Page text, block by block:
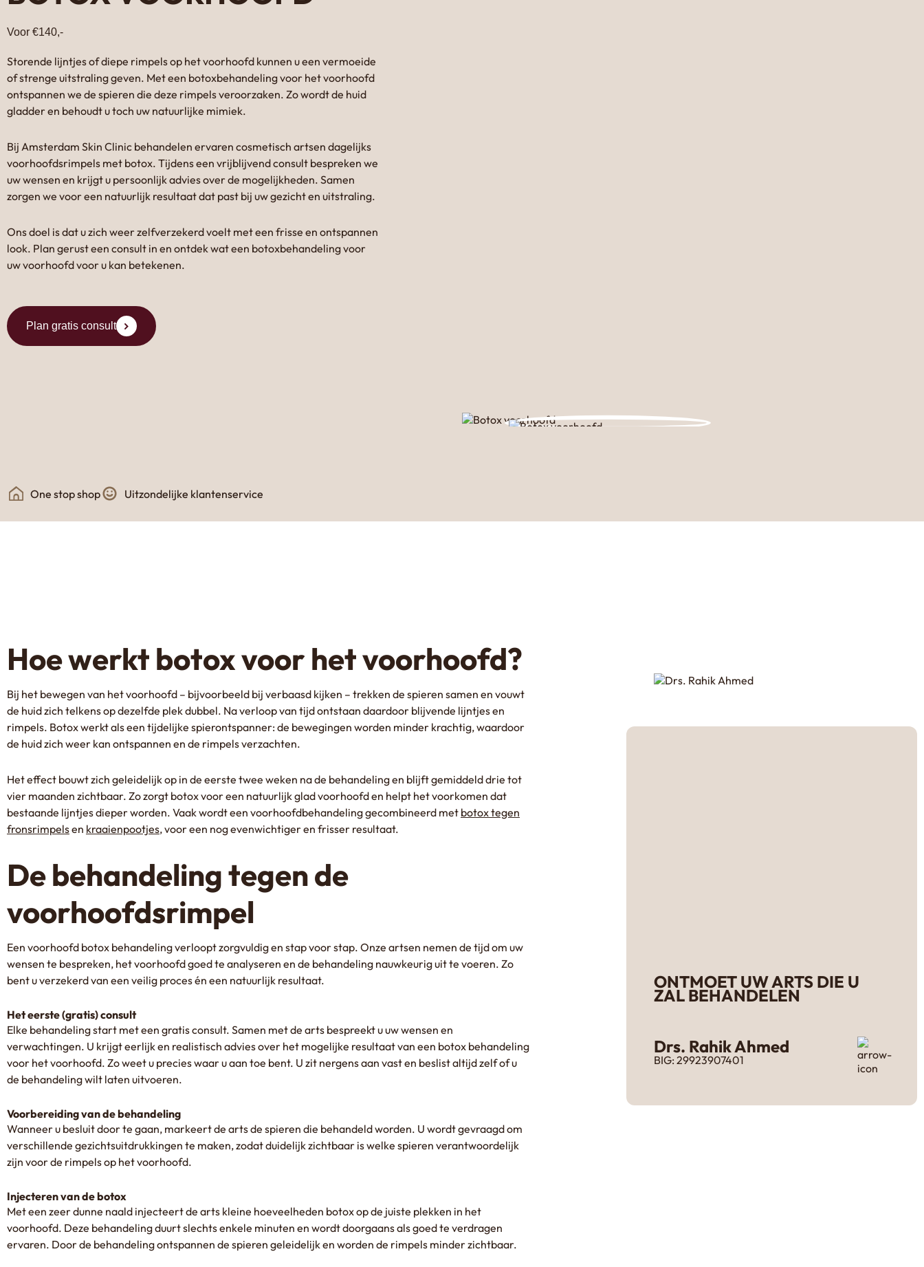
Voor €140,-
Storende lijntjes of diepe rimpels op het voorhoofd kunnen u een vermoeide
of strenge uitstraling geven. Met een botoxbehandeling voor het voorhoofd
ontspannen we de spieren die deze rimpels veroorzaken. Zo wordt de huid
gladder en behoudt u toch uw natuurlijke mimiek.
Bij Amsterdam Skin Clinic behandelen ervaren cosmetisch artsen dagelijks
voorhoofdsrimpels met botox. Tijdens een vrijblijvend consult bespreken we
uw wensen en krijgt u persoonlijk advies over de mogelijkheden. Samen
zorgen we voor een natuurlijk resultaat dat past bij uw gezicht en uitstraling.
Ons doel is dat u zich weer zelfverzekerd voelt met een frisse en ontspannen
look. Plan gerust een consult in en ontdek wat een botoxbehandeling voor
uw voorhoofd voor u kan betekenen.
Plan gratis consult
One stop shop Uitzondelijke klantenservice
Hoe werkt botox voor het voorhoofd?
Bij het bewegen van het voorhoofd – bijvoorbeeld bij verbaasd kijken – trekken de spieren samen en vouwt
de huid zich telkens op dezelfde plek dubbel. Na verloop van tijd ontstaan daardoor blijvende lijntjes en
rimpels. Botox werkt als een tijdelijke spierontspanner: de bewegingen worden minder krachtig, waardoor
de huid zich weer kan ontspannen en de rimpels verzachten.
Het effect bouwt zich geleidelijk op in de eerste twee weken na de behandeling en blijft gemiddeld drie tot
vier maanden zichtbaar. Zo zorgt botox voor een natuurlijk glad voorhoofd en helpt het voorkomen dat
bestaande lijntjes dieper worden. Vaak wordt een voorhoofdbehandeling gecombineerd met botox tegen
fronsrimpelsen kraaienpootjes, voor een nog evenwichtiger en frisser resultaat.
De behandeling tegen de
voorhoofdsrimpel
Een voorhoofd botox behandeling verloopt zorgvuldig en stap voor stap. Onze artsen nemen de tijd om uw
wensen te bespreken, het voorhoofd goed te analyseren en de behandeling nauwkeurig uit te voeren. Zo
bent u verzekerd van een veilig proces én een natuurlijk resultaat.
Het eerste (gratis) consult
Elke behandeling start met een gratis consult. Samen met de arts bespreekt u uw wensen en
verwachtingen. U krijgt eerlijk en realistisch advies over het mogelijke resultaat van een botox behandeling
voor het voorhoofd. Zo weet u precies waar u aan toe bent. U zit nergens aan vast en beslist altijd zelf of u
de behandeling wilt laten uitvoeren.
Voorbereiding van de behandeling
Wanneer u besluit door te gaan, markeert de arts de spieren die behandeld worden. U wordt gevraagd om
verschillende gezichtsuitdrukkingen te maken, zodat duidelijk zichtbaar is welke spieren verantwoordelijk
zijn voor de rimpels op het voorhoofd.
Injecteren van de botox
Met een zeer dunne naald injecteert de arts kleine hoeveelheden botox op de juiste plekken in het
voorhoofd. Deze behandeling duurt slechts enkele minuten en wordt doorgaans als goed te verdragen
ervaren. Door de behandeling ontspannen de spieren geleidelijk en worden de rimpels minder zichtbaar.
ONTMOET UW ARTS DIE U
ZAL BEHANDELEN
Drs. Rahik Ahmed
BIG: 29923907401